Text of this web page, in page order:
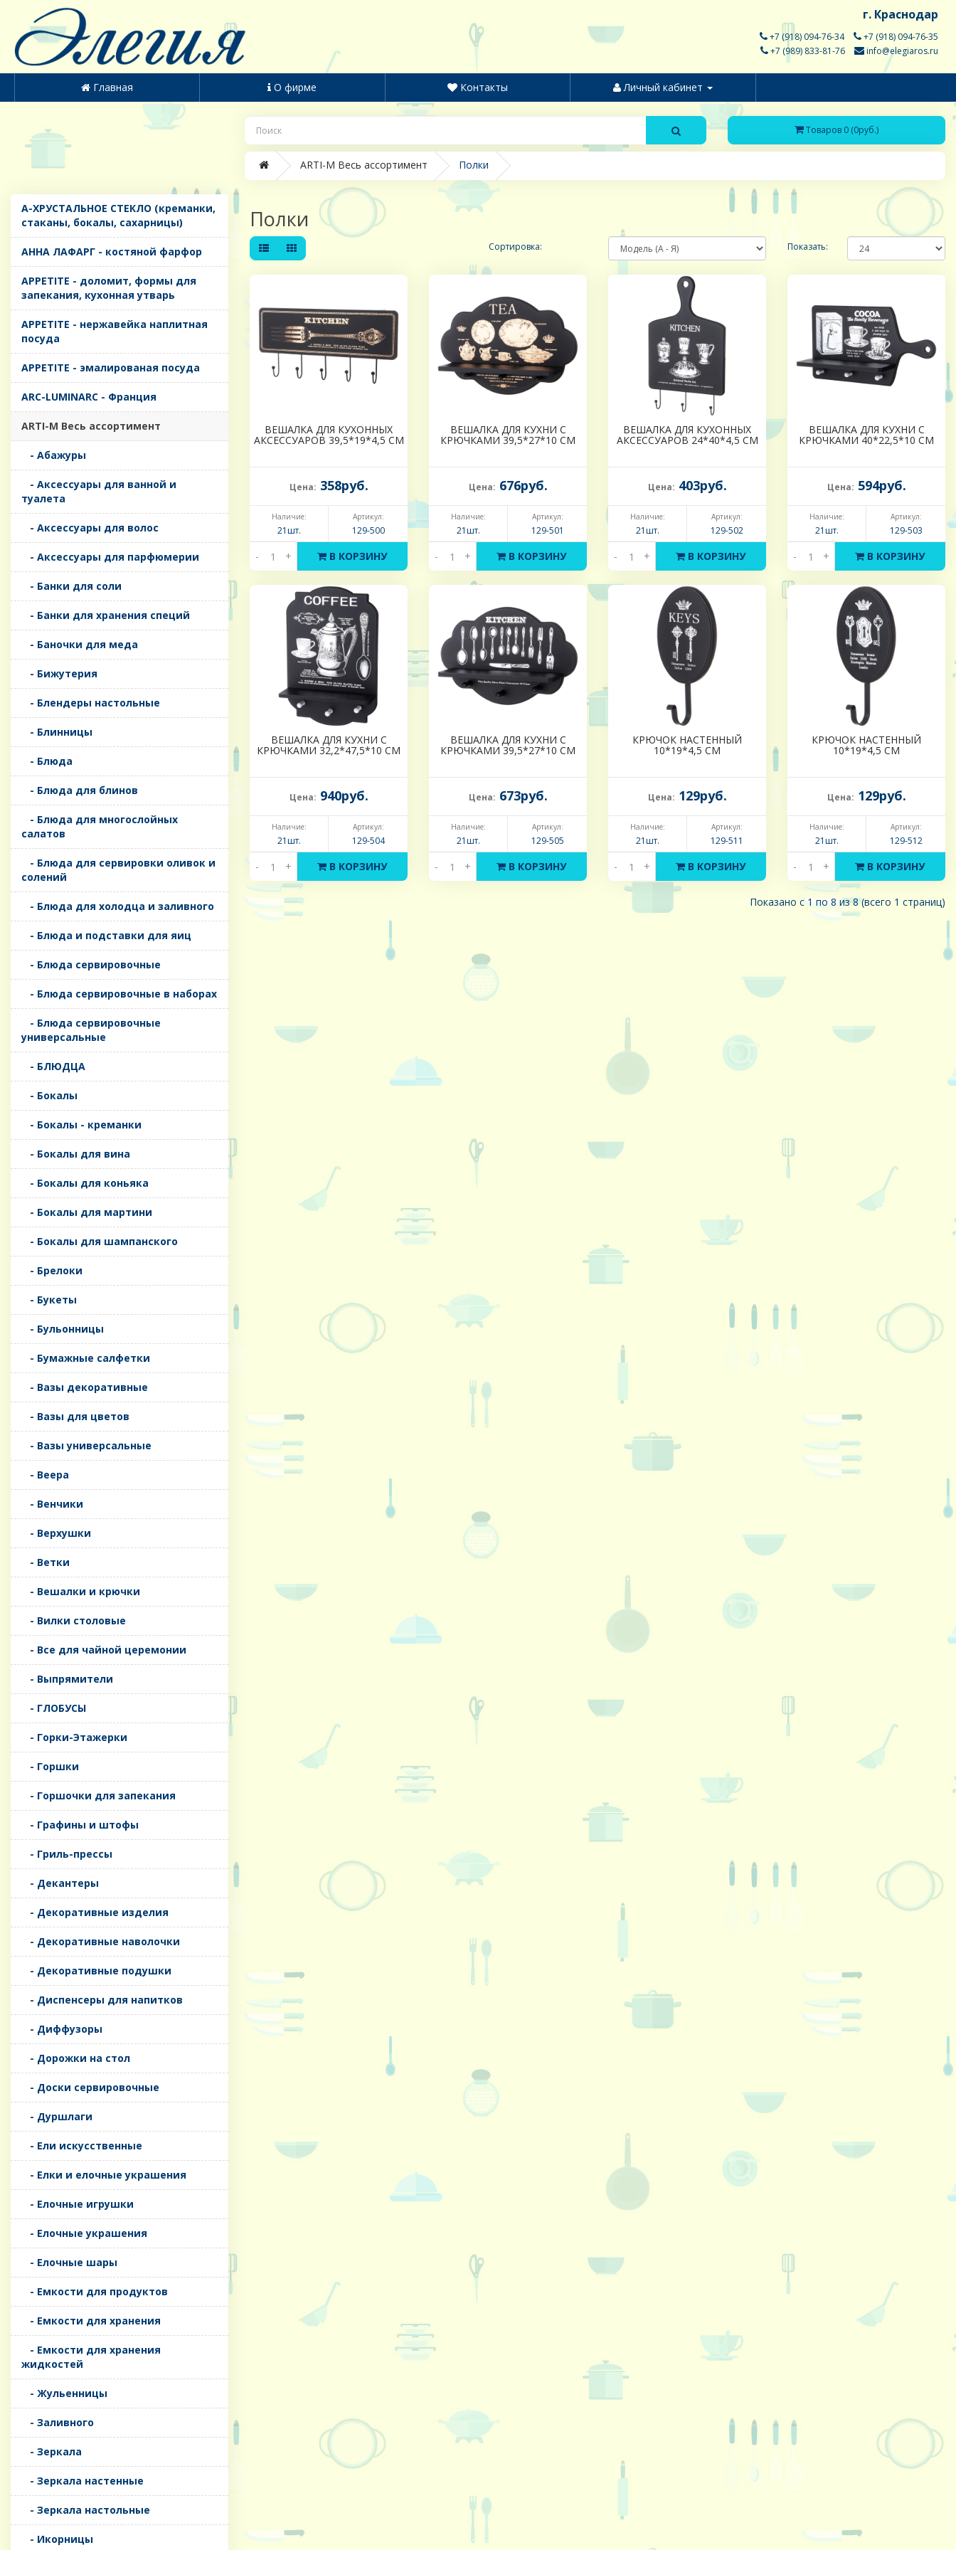
г. Краснодар
+7 (918) 094-76-34
+7 (918) 094-76-35
+7 (989) 833-81-76
info@elegiaros.ru
Главная О фирме Контакты Личный кабинет
Товаров 0 (0руб.)
ARTI-M Весь ассортимент Полки
A-ХРУСТАЛЬНОЕ СТЕКЛО (креманки,
стаканы, бокалы, сахарницы)
AHHA ЛАФАРГ - костяной фарфор
APPETITE - доломит, формы для
запекания, кухонная утварь
APPETITE - нержавейка наплитная
посуда
APPETITE - эмалированая посуда
ARC-LUMINARC - Франция
ARTI-M Весь ассортимент
- Абажуры
- Аксессуары для ванной и
туалета
- Аксессуары для волос
- Аксессуары для парфюмерии
- Банки для соли
- Банки для хранения специй
- Баночки для меда
- Бижутерия
- Блендеры настольные
- Блинницы
- Блюда
- Блюда для блинов
- Блюда для многослойных
салатов
- Блюда для сервировки оливок и
солений
- Блюда для холодца и заливного
- Блюда и подставки для яиц
- Блюда сервировочные
- Блюда сервировочные в наборах
- Блюда сервировочные
универсальные
- БЛЮДЦА
- Бокалы
- Бокалы - креманки
- Бокалы для вина
- Бокалы для коньяка
- Бокалы для мартини
- Бокалы для шампанского
- Брелоки
- Букеты
- Бульонницы
- Бумажные салфетки
- Вазы декоративные
- Вазы для цветов
- Вазы универсальные
- Веера
- Венчики
- Верхушки
- Ветки
- Вешалки и крючки
- Вилки столовые
- Все для чайной церемонии
- Выпрямители
- ГЛОБУСЫ
- Горки-Этажерки
- Горшки
- Горшочки для запекания
- Графины и штофы
- Гриль-прессы
- Декантеры
- Декоративные изделия
- Декоративные наволочки
- Декоративные подушки
- Диспенсеры для напитков
- Диффузоры
- Дорожки на стол
- Доски сервировочные
- Дуршлаги
- Ели искусственные
- Елки и елочные украшения
- Елочные игрушки
- Елочные украшения
- Елочные шары
- Емкости для продуктов
- Емкости для хранения
- Емкости для хранения
жидкостей
- Жульенницы
- Заливного
- Зеркала
- Зеркала настенные
- Зеркала настольные
- Икорницы
Полки
Сортировка: Показать:
ВЕШАЛКА ДЛЯ КУХОННЫХ
АКСЕССУАРОВ 39,5*19*4,5 СМ
Цена: 358руб.
Наличие:
21шт.
Артикул:
129-500
- + В КОРЗИНУ
ВЕШАЛКА ДЛЯ КУХНИ С
КРЮЧКАМИ 39,5*27*10 СМ
Цена: 676руб.
Наличие:
21шт.
Артикул:
129-501
- + В КОРЗИНУ
ВЕШАЛКА ДЛЯ КУХОННЫХ
АКСЕССУАРОВ 24*40*4,5 СМ
Цена: 403руб.
Наличие:
21шт.
Артикул:
129-502
- + В КОРЗИНУ
ВЕШАЛКА ДЛЯ КУХНИ С
КРЮЧКАМИ 40*22,5*10 СМ
Цена: 594руб.
Наличие:
21шт.
Артикул:
129-503
- + В КОРЗИНУ
ВЕШАЛКА ДЛЯ КУХНИ С
КРЮЧКАМИ 32,2*47,5*10 СМ
Цена: 940руб.
Наличие:
21шт.
Артикул:
129-504
- + В КОРЗИНУ
ВЕШАЛКА ДЛЯ КУХНИ С
КРЮЧКАМИ 39,5*27*10 СМ
Цена: 673руб.
Наличие:
21шт.
Артикул:
129-505
- + В КОРЗИНУ
КРЮЧОК НАСТЕННЫЙ
10*19*4,5 СМ
Цена: 129руб.
Наличие:
21шт.
Артикул:
129-511
- + В КОРЗИНУ
КРЮЧОК НАСТЕННЫЙ
10*19*4,5 СМ
Цена: 129руб.
Наличие:
21шт.
Артикул:
129-512
- + В КОРЗИНУ
Показано с 1 по 8 из 8 (всего 1 страниц)